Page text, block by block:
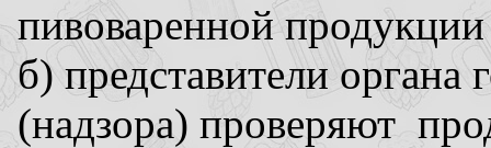
пивоваренной
б) представители органа
(надзора) проверяют